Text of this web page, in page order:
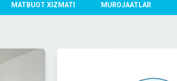
MATBUOT XIZMATI MUROJAATLAR